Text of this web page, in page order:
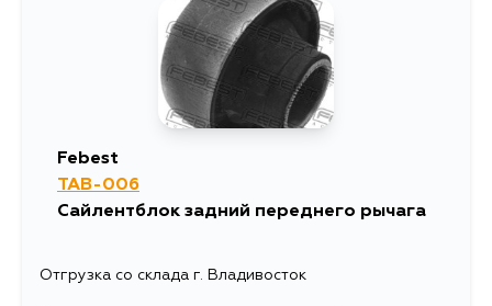
Febest
TAB-006
Сайлентблок задний переднего рычага
Отгрузка со склада г. Владивосток